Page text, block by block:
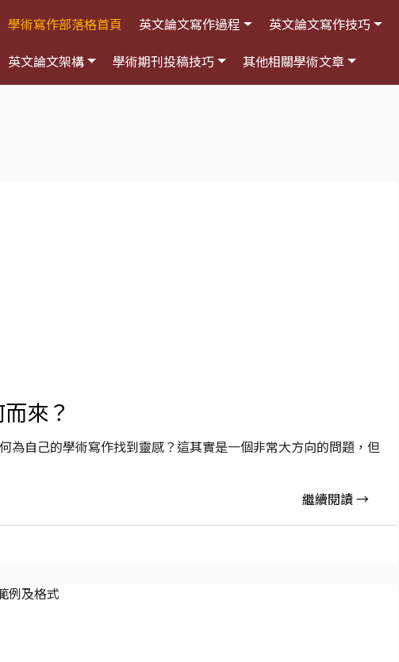
學術寫作部落格首頁 英文論文寫作過程 英文論文寫作技巧
英文論文架構
學術期刊投稿技巧 其他相關學術文章
來？
為自己的學術寫作找到靈感？這其實是一個非常大方向的問題，但
繼續閱讀 →